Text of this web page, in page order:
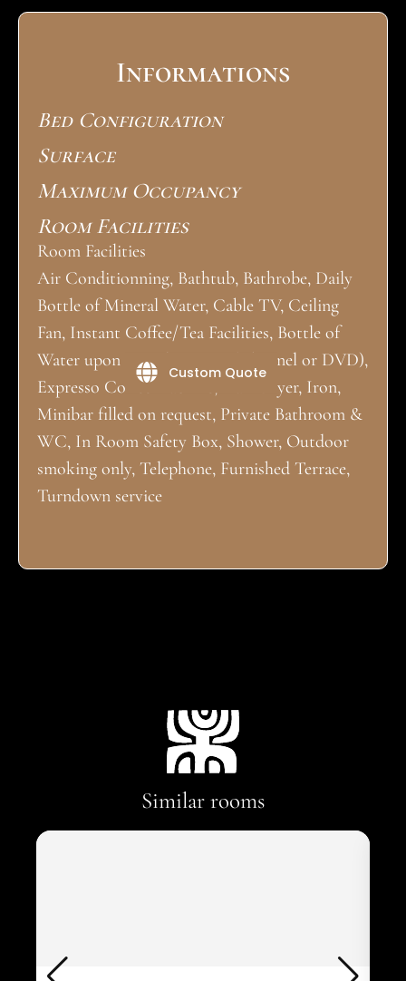
Informations
Bed Configuration
Surface
Maximum Occupancy
Room Facilities
Room Facilities
Air Conditionning, Bathtub, Bathrobe, Daily
Bottle of Mineral Water, Cable TV, Ceiling
Fan, Instant Coffee/Tea Facilities, Bottle of
Water upon arrival, Movies (Channel or DVD),
Expresso Coffee machine, Hair Dryer, Iron,
Minibar filled on request, Private Bathroom &
WC, In Room Safety Box, Shower, Outdoor
smoking only, Telephone, Furnished Terrace,
Turndown service
Similar rooms
Custom Quote